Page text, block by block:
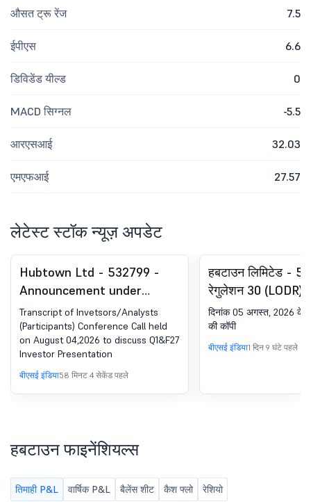
औसत ट्रू रेंज 7.5
ईपीएस 6.6
डिविडेंड यील्ड 0
MACD सिग्नल -5.5
आरएसआई 32.03
एमएफआई 27.57
लेटेस्ट स्टॉक न्यूज़ अपडेट
Hubtown Ltd - 532799 -
Announcement under
Regulation 30 (LODR)-
Earnings Call Transcript
Transcript of Invetsors/Analysts
(Participants) Conference Call held
on August 04,2026 to discuss Q1&F27
Investor Presentation
बीएसई इंडिया58 मिनट 4 सेकेंड पहले
हबटाउन लिमिटेड -
रेगुलेशन 30 (LODR)
घोषणा - न्यूज़पेपर
दिनांक 05 अगस्त, 2026 के
की कॉपी
बीएसई इंडिया1 दिन 9 घंटे पहले
हबटाउन फाइनेंशियल्स
तिमाही P&L वार्षिक P&L बैलेंस शीट कैश फ्लो रेशियो